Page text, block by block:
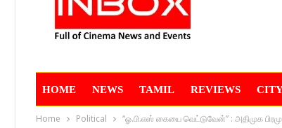
HOME NEWS TAMIL REVIEWS
Home Political “ஓ.பி.எஸ் கையை வெட்டுவேன்” : அதிமுக